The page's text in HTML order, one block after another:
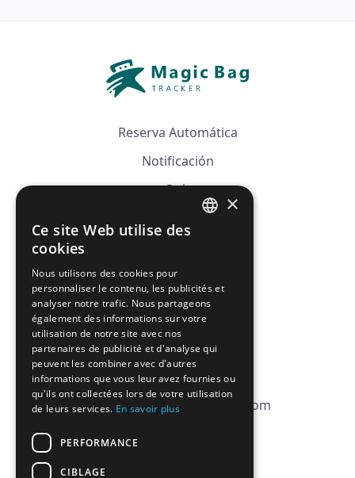
Reserva Automática
Notificación
Guía
FAQ
CGV
Política de privacidad
Política de cookies
contact@magicbagtracker.com
×
Ce site Web utilise des
cookies
Nous utilisons des cookies pour
personnaliser le contenu, les publicités et
analyser notre trafic. Nous partageons
également des informations sur votre
utilisation de notre site avec nos
partenaires de publicité et d'analyse qui
peuvent les combiner avec d'autres
informations que vous leur avez fournies ou
qu'ils ont collectées lors de votre utilisation
de leurs services. En savoir plus
PERFORMANCE
CIBLAGE